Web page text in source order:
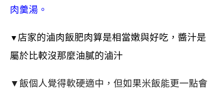
肉羹湯。
▼ 店家的滷肉飯肥肉算是相當嫩與好吃， 醬汁是
屬於比較沒那麼油膩的滷汁
▼飯個人覺得軟硬適中， 但如果米飯能更一點會